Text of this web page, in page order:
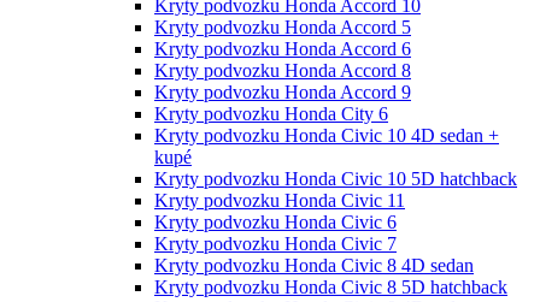
Kryty podvozku Honda Accord 10
Kryty podvozku Honda Accord 5
Kryty podvozku Honda Accord 6
Kryty podvozku Honda Accord 8
Kryty podvozku Honda Accord 9
Kryty podvozku Honda City 6
Kryty podvozku Honda Civic 10 4D sedan +
kupé
Kryty podvozku Honda Civic 10 5D hatchback
Kryty podvozku Honda Civic 11
Kryty podvozku Honda Civic 6
Kryty podvozku Honda Civic 7
Kryty podvozku Honda Civic 8 4D sedan
Kryty podvozku Honda Civic 8 5D hatchback